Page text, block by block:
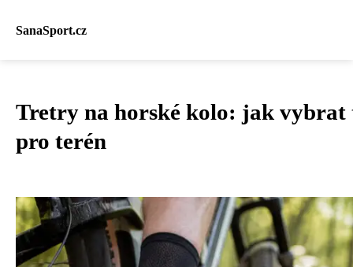
SanaSport.cz
Tretry na horské kolo: jak vybrat
pro terén